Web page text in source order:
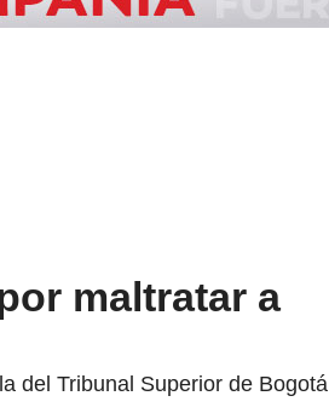
maltratar a
del Tribunal Superior de Bogotá